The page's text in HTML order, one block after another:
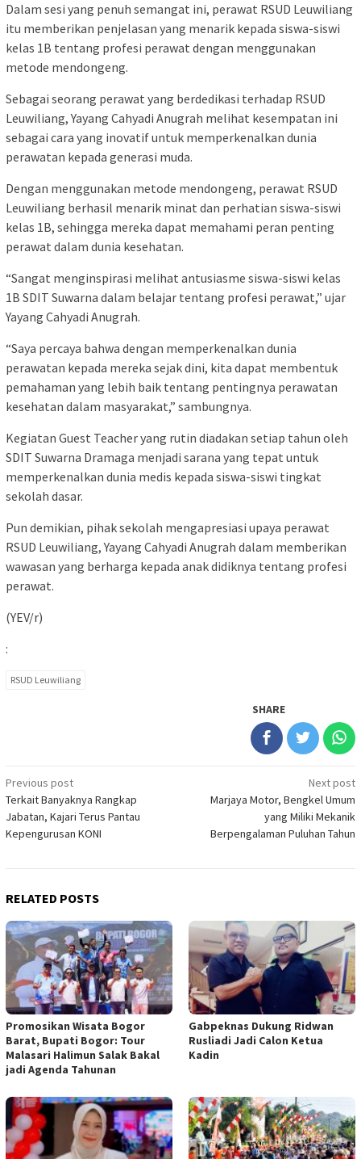
Dalam sesi yang penuh semangat ini, perawat RSUD Leuwiliang
itu memberikan penjelasan yang menarik kepada siswa-siswi
kelas 1B tentang profesi perawat dengan menggunakan
metode mendongeng.
Sebagai seorang perawat yang berdedikasi terhadap RSUD
Leuwiliang, Yayang Cahyadi Anugrah melihat kesempatan ini
sebagai cara yang inovatif untuk memperkenalkan dunia
perawatan kepada generasi muda.
Dengan menggunakan metode mendongeng, perawat RSUD
Leuwiliang berhasil menarik minat dan perhatian siswa-siswi
kelas 1B, sehingga mereka dapat memahami peran penting
perawat dalam dunia kesehatan.
“Sangat menginspirasi melihat antusiasme siswa-siswi kelas
1B SDIT Suwarna dalam belajar tentang profesi perawat,” ujar
Yayang Cahyadi Anugrah.
“Saya percaya bahwa dengan memperkenalkan dunia
perawatan kepada mereka sejak dini, kita dapat membentuk
pemahaman yang lebih baik tentang pentingnya perawatan
kesehatan dalam masyarakat,” sambungnya.
Kegiatan Guest Teacher yang rutin diadakan setiap tahun oleh
SDIT Suwarna Dramaga menjadi sarana yang tepat untuk
memperkenalkan dunia medis kepada siswa-siswi tingkat
sekolah dasar.
Pun demikian, pihak sekolah mengapresiasi upaya perawat
RSUD Leuwiliang, Yayang Cahyadi Anugrah dalam memberikan
wawasan yang berharga kepada anak didiknya tentang profesi
perawat.
(YEV/r)
:
RSUD Leuwiliang
SHARE
Post
navigation
Previous post
Terkait Banyaknya Rangkap
Jabatan, Kajari Terus Pantau
Kepengurusan KONI
Next post
Marjaya Motor, Bengkel Umum
yang Miliki Mekanik
Berpengalaman Puluhan Tahun
RELATED POSTS
Promosikan Wisata Bogor
Barat, Bupati Bogor: Tour
Malasari Halimun Salak Bakal
jadi Agenda Tahunan
Gabpeknas Dukung Ridwan
Rusliadi Jadi Calon Ketua
Kadin